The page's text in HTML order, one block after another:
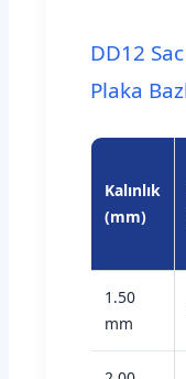
DD12
Plaka
Kalınlık
(mm)
1.50
mm